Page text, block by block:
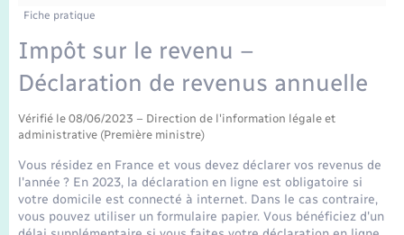
Mariage – PACS
Parrainage civil
Recensement
Fiche pratique
Impôt sur le revenu –
Déclaration de revenus annuelle
Vérifié le 08/06/2023 – Direction de l'information légale et
administrative (Première ministre)
Vous résidez en France et vous devez déclarer vos revenus de
l'année ? En 2023, la déclaration en ligne est obligatoire si
votre domicile est connecté à internet. Dans le cas contraire,
vous pouvez utiliser un formulaire papier. Vous bénéficiez d'un